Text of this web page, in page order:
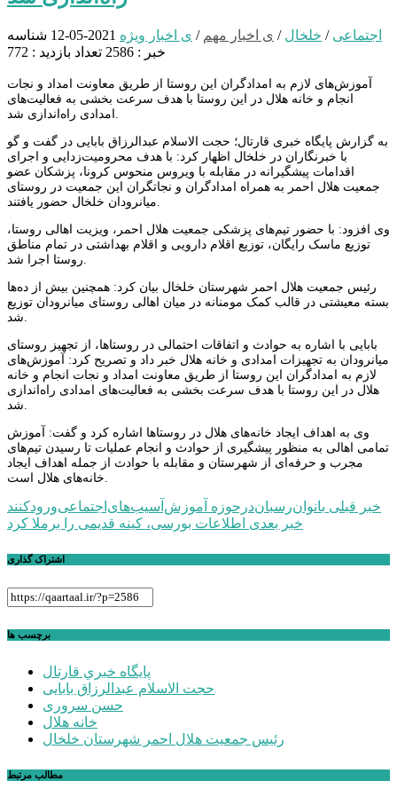
اجتماعی / خلخال / ی اخبار مهم / ی اخبار ویژه 2021-05-12
شناسه
خبر : 2586
تعداد بازدید : 772
آموزش‌های لازم به امدادگران این روستا از طریق معاونت امداد و نجات
انجام و خانه هلال در این روستا با هدف سرعت بخشی به فعالیت‌های
به گزارش پایگاه خبری قارتال؛ حجت الاسلام عبدالرزاق بابایی در گفت و گو
با خبرنگاران در خلخال اظهار کرد: با هدف محرومیت‌زدایی و اجرای
اقدامات پیشگیرانه در مقابله با ویروس منحوس کرونا، پزشکان عضو
جمعیت هلال احمر به همراه امدادگران و نجاتگران این جمعیت در روستای
وی افزود: با حضور تیم‌های پزشکی جمعیت هلال احمر، ویزیت اهالی روستا،
توزیع ماسک رایگان، توزیع اقلام دارویی و اقلام بهداشتی در تمام مناطق
رئیس جمعیت هلال احمر شهرستان خلخال بیان کرد: همچنین بیش از ده‌ها
بسته معیشتی در قالب کمک مومنانه در میان اهالی روستای میانرودان توزیع
بابایی با اشاره به حوادث و اتفاقات احتمالی در روستاها، از تجهیز روستای
میانرودان به تجهیزات امدادی و خانه هلال خبر داد و تصریح کرد: آموزش‌های
لازم به امدادگران این روستا از طریق معاونت امداد و نجات انجام و خانه
هلال در این روستا با هدف سرعت بخشی به فعالیت‌های امدادی راه‌اندازی
وی به اهداف ایجاد خانه‌های هلال در روستاها اشاره کرد و گفت: آموزش
تمامی اهالی به منظور پیشگیری از حوادث و انجام عملیات تا رسیدن تیم‌های
مجرب و حرفه‌ای از شهرستان و مقابله با حوادث از جمله اهداف ایجاد
راهبری
نوشته
خبر قبلی بانوان‌رسبان‌درحوزه آموزش‌آسیب‌های‌اجتماعی‌ورودکنند
خبر بعدی اطلاعات بورسی، کینه قدیمی را برملا کرد
اشتراک گذاری
برچسب ها
پايگاه خبري قارتال
حجت الاسلام عبدالرزاق بابایی
حسن سروری
خانه هلال
رئیس جمعیت هلال احمر شهرستان خلخال
مطالب مرتبط